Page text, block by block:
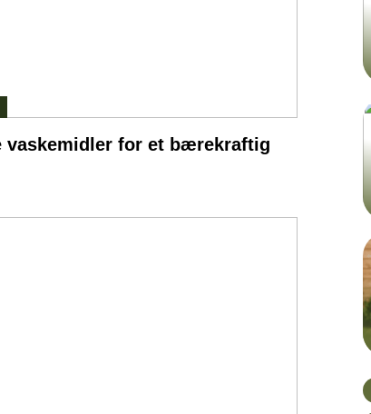
vaskemidler for et bærekraftig